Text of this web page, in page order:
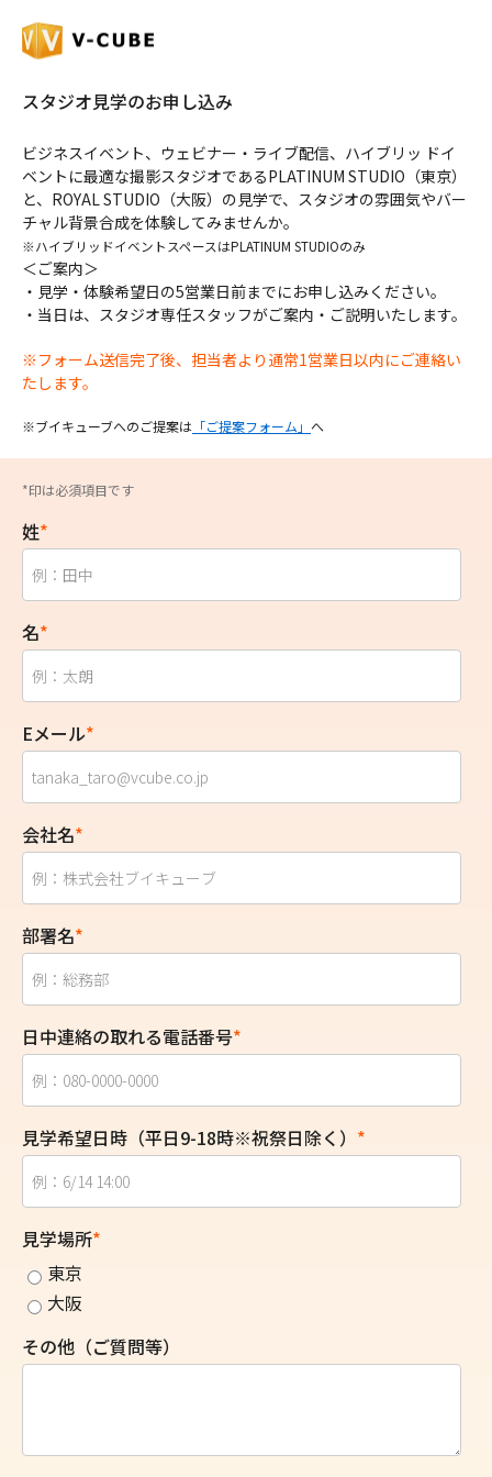
スタジオ見学のお申し込み
ビジネスイベント、ウェビナー・ライブ配信、ハイブリッ ドイ
ベントに最適な撮影スタジオであるPLATINUM STUDIO（東京）
と、ROYAL STUDIO（大阪）の見学で、スタジオの雰囲気やバー
チャル背景合成を体験してみませんか。
※ハイブリッドイベントスペースはPLATINUM STUDIOのみ
＜ご案内＞
・見学・体験希望日の5営業日前までにお申し込みください。
・当日は、スタジオ専任スタッフがご案内・ご説明いたします。
※フォーム送信完了後、担当者より通常1営業日以内にご連絡い
たします。
※ブイキューブへのご提案は 「ご提案フォーム」 へ
*印は必須項目です
姓*
名*
Eメール*
会社名*
部署名*
日中連絡の取れる電話番号*
見学希望日時（平日9-18時※祝祭日除く） *
見学場所*
東京
大阪
その他（ご質問等）